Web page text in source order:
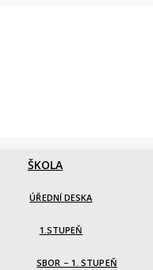
ŠKOLA
ÚŘEDNÍ DESKA
1.STUPEŇ
SBOR – 1. STUPEŇ